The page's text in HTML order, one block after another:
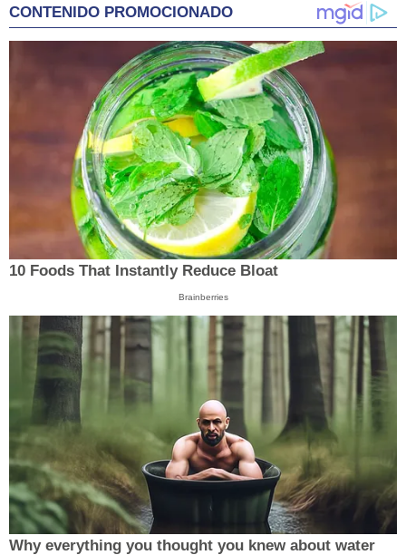
CONTENIDO PROMOCIONADO
10 Foods That Instantly Reduce Bloat
Brainberries
Why everything you thought you knew about water